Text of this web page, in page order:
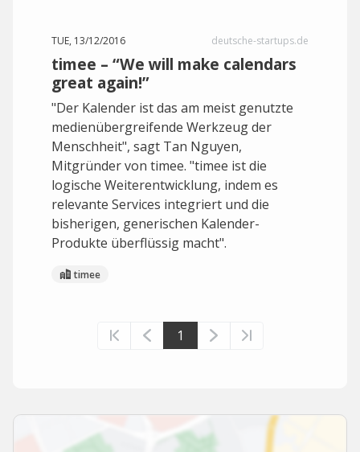
TUE, 13/12/2016 deutsche-startups.de
timee – “We will make calendars
great again!”
"Der Kalender ist das am meist genutzte
medienübergreifende Werkzeug der
Menschheit", sagt Tan Nguyen,
Mitgründer von timee. "timee ist die
logische Weiterentwicklung, indem es
relevante Services integriert und die
bisherigen, generischen Kalender-
Produkte überflüssig macht".
timee
1